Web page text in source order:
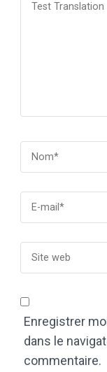
Enregistrer
dans le
commentaire.